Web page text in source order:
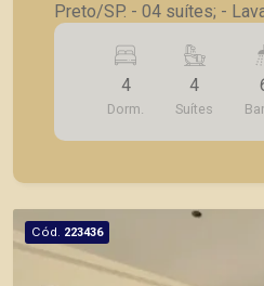
Preto/SP. - 04 suítes; - Lavabo; - Sala para 02
ambientes; - Varanda
Lavanderia; - Banheiro de
garagem. A Piramid tem como objetivo atender
seus clientes com
locação, vendas de
4
Dorm.
4
Suítes
Cód. 223436